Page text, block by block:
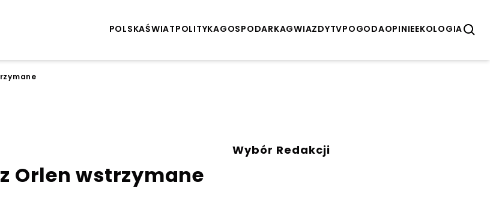
POLSKAŚWIATPOLITYKAGOSPODARKAGWIAZDYTVPOGODAOPINIEEKOLOGIA
Orlen wstrzymane
Wybór Redakcji